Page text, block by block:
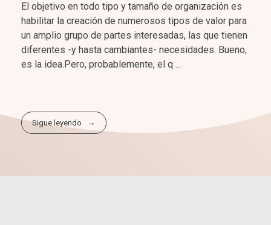
El objetivo en todo tipo y tamaño de organización es
habilitar la creación de numerosos tipos de valor para
un amplio grupo de partes interesadas, las que tienen
diferentes -y hasta cambiantes- necesidades. Bueno,
es la idea.Pero, probablemente, el q ...
Sigue leyendo